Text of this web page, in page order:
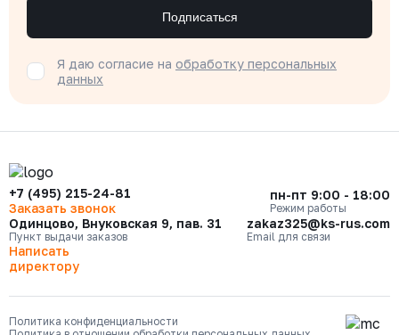
Подписаться
Я даю согласие на обработку персональных
данных
+7 (495) 215-24-81
Заказать звонок
пн-пт 9:00 - 18:00
Режим работы
Одинцово, Внуковская 9, пав. 31
Пункт выдачи заказов
zakaz325@ks-rus.com
Email для связи
Написать
директору
Политика конфиденциальности